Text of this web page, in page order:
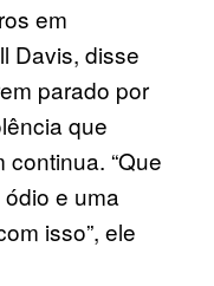
em
Davis, disse
parado por
que
“Que
e uma
isso”, ele